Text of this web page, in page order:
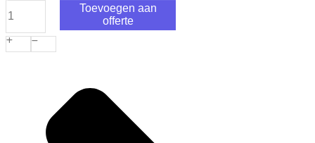
Tyleenslang
draadknie
90°
Kiwa
binnendraad
Toevoegen aan
offerte